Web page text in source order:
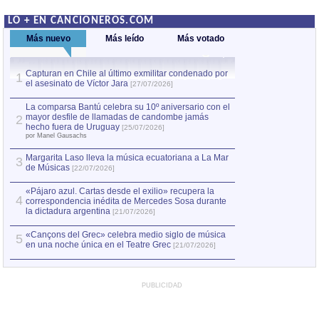
LO + EN CANCIONEROS.COM
Más nuevo Más leído Más votado
1 Capturan en Chile al último exmilitar condenado por
el asesinato de Víctor Jara [27/07/2026]
2
La comparsa Bantú celebra su 10º aniversario con el
mayor desfile de llamadas de candombe jamás
hecho fuera de Uruguay [25/07/2026]
por Manel Gausachs
3 Margarita Laso lleva la música ecuatoriana a La Mar
de Músicas [22/07/2026]
4
«Pájaro azul. Cartas desde el exilio» recupera la
correspondencia inédita de Mercedes Sosa durante
la dictadura argentina [21/07/2026]
5 «Cançons del Grec» celebra medio siglo de música
en una noche única en el Teatre Grec [21/07/2026]
PUBLICIDAD